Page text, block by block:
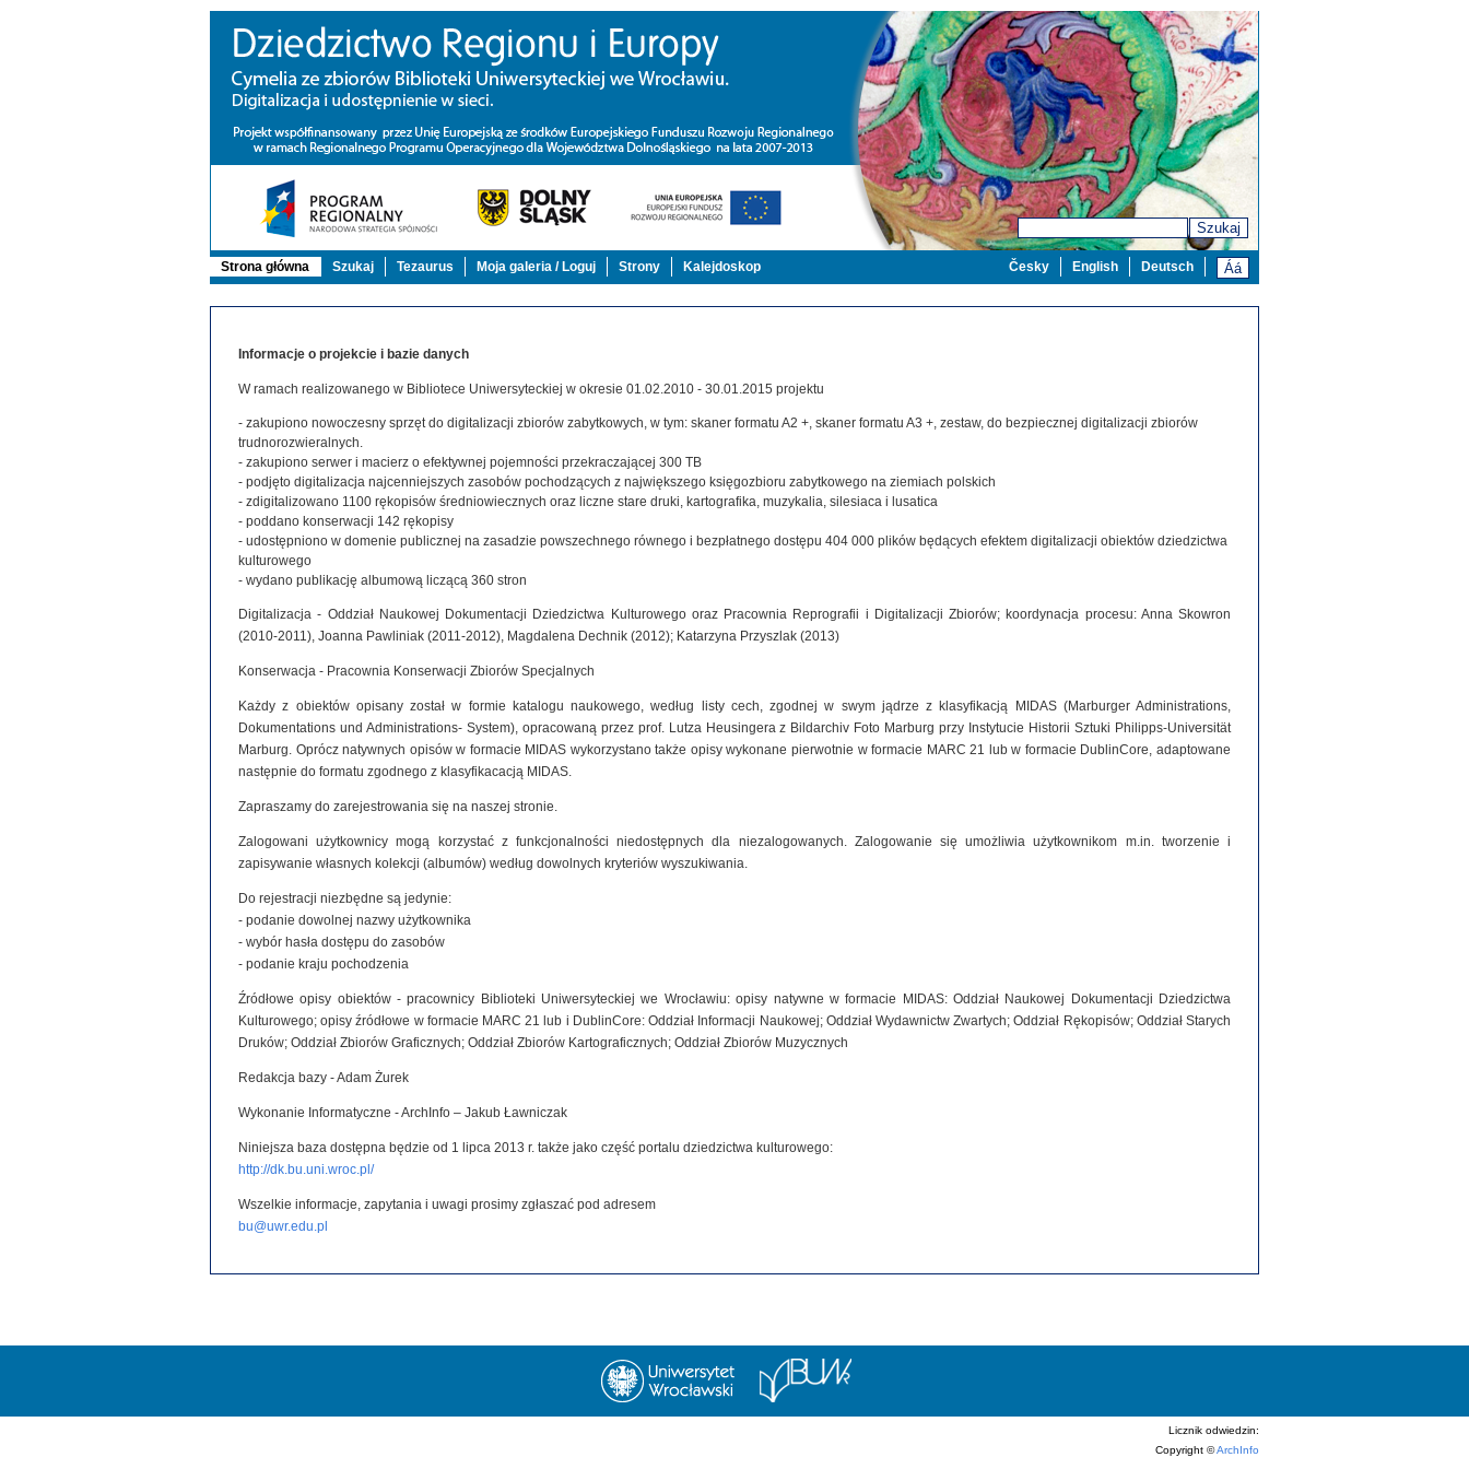
Szukaj
Strona główna Szukaj Tezaurus Moja galeria / Loguj Strony Kalejdoskop Deutsch
English
Česky
Informacje o projekcie i bazie danych
W ramach realizowanego w Bibliotece Uniwersyteckiej w okresie 01.02.2010 - 30.01.2015 projektu
- zakupiono nowoczesny sprzęt do digitalizacji zbiorów zabytkowych, w tym: skaner formatu A2 +, skaner formatu A3 +, zestaw, do bezpiecznej digitalizacji zbiorów
trudnorozwieralnych.
- zakupiono serwer i macierz o efektywnej pojemności przekraczającej 300 TB
- podjęto digitalizacja najcenniejszych zasobów pochodzących z największego księgozbioru zabytkowego na ziemiach polskich
- zdigitalizowano 1100 rękopisów średniowiecznych oraz liczne stare druki, kartografika, muzykalia, silesiaca i lusatica
- poddano konserwacji 142 rękopisy
- udostępniono w domenie publicznej na zasadzie powszechnego równego i bezpłatnego dostępu 404 000 plików będących efektem digitalizacji obiektów dziedzictwa
kulturowego
- wydano publikację albumową liczącą 360 stron
Digitalizacja - Oddział Naukowej Dokumentacji Dziedzictwa Kulturowego oraz Pracownia Reprografii i Digitalizacji Zbiorów; koordynacja procesu: Anna Skowron
(2010-2011), Joanna Pawliniak (2011-2012), Magdalena Dechnik (2012); Katarzyna Przyszlak (2013)
Konserwacja - Pracownia Konserwacji Zbiorów Specjalnych
Każdy z obiektów opisany został w formie katalogu naukowego, według listy cech, zgodnej w swym jądrze z klasyfikacją MIDAS (Marburger Administrations,
Dokumentations und Administrations- System), opracowaną przez prof. Lutza Heusingera z Bildarchiv Foto Marburg przy Instytucie Historii Sztuki Philipps-Universität
Marburg. Oprócz natywnych opisów w formacie MIDAS wykorzystano także opisy wykonane pierwotnie w formacie MARC 21 lub w formacie DublinCore, adaptowane
następnie do formatu zgodnego z klasyfikacacją MIDAS.
Zapraszamy do zarejestrowania się na naszej stronie.
Zalogowani użytkownicy mogą korzystać z funkcjonalności niedostępnych dla niezalogowanych. Zalogowanie się umożliwia użytkownikom m.in. tworzenie i
zapisywanie własnych kolekcji (albumów) według dowolnych kryteriów wyszukiwania.
Do rejestracji niezbędne są jedynie:
- podanie dowolnej nazwy użytkownika
- wybór hasła dostępu do zasobów
- podanie kraju pochodzenia
Źródłowe opisy obiektów - pracownicy Biblioteki Uniwersyteckiej we Wrocławiu: opisy natywne w formacie MIDAS: Oddział Naukowej Dokumentacji Dziedzictwa
Kulturowego; opisy źródłowe w formacie MARC 21 lub i DublinCore: Oddział Informacji Naukowej; Oddział Wydawnictw Zwartych; Oddział Rękopisów; Oddział Starych
Druków; Oddział Zbiorów Graficznych; Oddział Zbiorów Kartograficznych; Oddział Zbiorów Muzycznych
Redakcja bazy - Adam Żurek
Wykonanie Informatyczne - ArchInfo – Jakub Ławniczak
Niniejsza baza dostępna będzie od 1 lipca 2013 r. także jako część portalu dziedzictwa kulturowego:
http://dk.bu.uni.wroc.pl/
Wszelkie informacje, zapytania i uwagi prosimy zgłaszać pod adresem
bu@uwr.edu.pl
Licznik odwiedzin:
Copyright ©ArchInfo